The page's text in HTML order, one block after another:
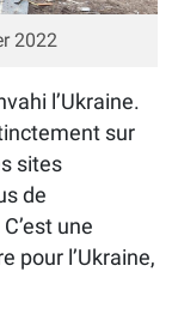
2022
l’Ukraine.
sur
sites
de
une
pour l’Ukraine,